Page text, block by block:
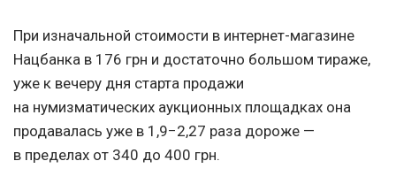
При изначальной стоимости в интернет-магазине
Нацбанка в 176 грн и достаточно большом тираже,
уже к вечеру дня старта продажи
на нумизматических аукционных площадках она
продавалась уже в 1,9−2,27 раза дороже —
в пределах от 340 до 400 грн.